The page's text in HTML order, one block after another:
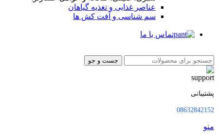
عناصر غذایی و تغذیه گیاهان
سم شناسی و آفت کش ها
تماس با ما
جست و جو
پشتیبانی
08632842152
منو